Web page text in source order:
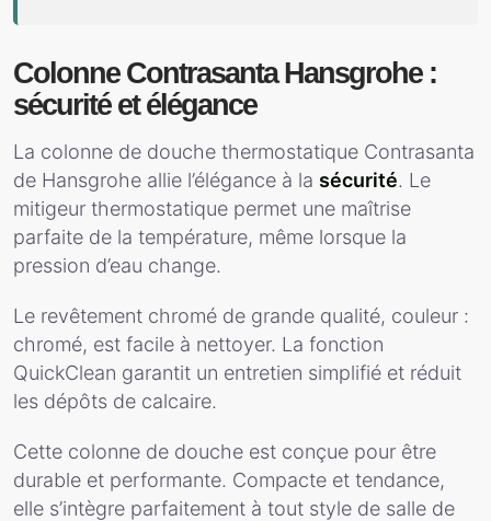
Colonne Contrasanta Hansgrohe :
sécurité et élégance
La colonne de douche thermostatique Contrasanta
de Hansgrohe allie l’élégance à la sécurité. Le
mitigeur thermostatique permet une maîtrise
parfaite de la température, même lorsque la
pression d’eau change.
Le revêtement chromé de grande qualité, couleur :
chromé, est facile à nettoyer. La fonction
QuickClean garantit un entretien simplifié et réduit
les dépôts de calcaire.
Cette colonne de douche est conçue pour être
durable et performante. Compacte et tendance,
elle s’intègre parfaitement à tout style de salle de